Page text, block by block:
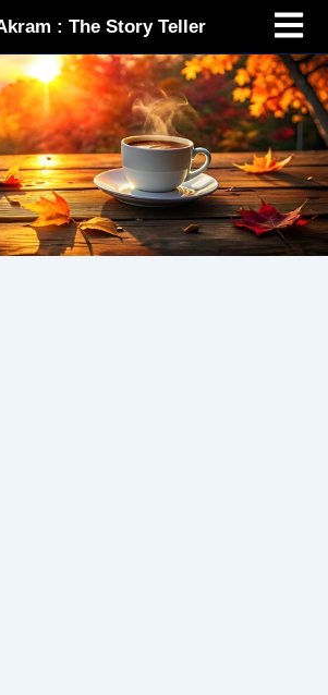
: The Story Teller
Menu